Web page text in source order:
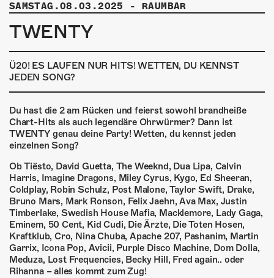
SHOP
MITMACHEN
SAMSTAG.08.03.2025 - RAUMBAR
TWENTY
Ü20! ES LAUFEN NUR HITS! WETTEN, DU KENNST
JEDEN SONG?
Du hast die 2 am Rücken und feierst sowohl brandheiße
Chart-Hits als auch legendäre Ohrwürmer? Dann ist
TWENTY genau deine Party! Wetten, du kennst jeden
einzelnen Song?
Ob Tiësto, David Guetta, The Weeknd, Dua Lipa, Calvin
Harris, Imagine Dragons, Miley Cyrus, Kygo, Ed Sheeran,
Coldplay, Robin Schulz, Post Malone, Taylor Swift, Drake,
Bruno Mars, Mark Ronson, Felix Jaehn, Ava Max, Justin
Timberlake, Swedish House Mafia, Macklemore, Lady Gaga,
Eminem, 50 Cent, Kid Cudi, Die Ärzte, Die Toten Hosen,
Kraftklub, Cro, Nina Chuba, Apache 207, Pashanim, Martin
Garrix, Icona Pop, Avicii, Purple Disco Machine, Dom Dolla,
Meduza, Lost Frequencies, Becky Hill, Fred again.. oder
Rihanna – alles kommt zum Zug!